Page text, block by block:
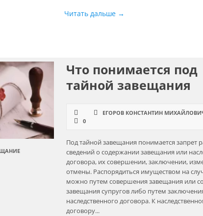
Читать дальше →
Что понимается под
тайной завещания
ЕГОРОВ КОНСТАНТИН
0
Под тайной завещания понимается запрет
сведений о содержании завещания или
договора, их совершении, заключении,
отмены. Распорядиться имуществом на
можно путем совершения завещания или
завещания супругов либо путем
наследственного договора. К
договору...